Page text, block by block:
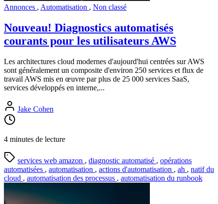
Annonces , Automatisation , Non classé
Nouveau! Diagnostics automatisés
courants pour les utilisateurs AWS
Les architectures cloud modernes d'aujourd'hui centrées sur AWS
sont généralement un composite d'environ 250 services et flux de
travail AWS mis en œuvre par plus de 25 000 services SaaS,
services développés en interne,...
Jake Cohen
4 minutes de lecture
services web amazon , diagnostic automatisé , opérations
automatisées , automatisation , actions d'automatisation , ah , natif du
cloud , automatisation des processus , automatisation du runbook